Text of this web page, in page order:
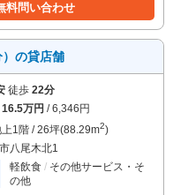
料問い合わせ
の貸店舗
徒歩 22分
16.5万円 / 6,346円
1階 / 26坪(88.29m2)
八尾木北1
軽飲食
その他サービス・そ
の他